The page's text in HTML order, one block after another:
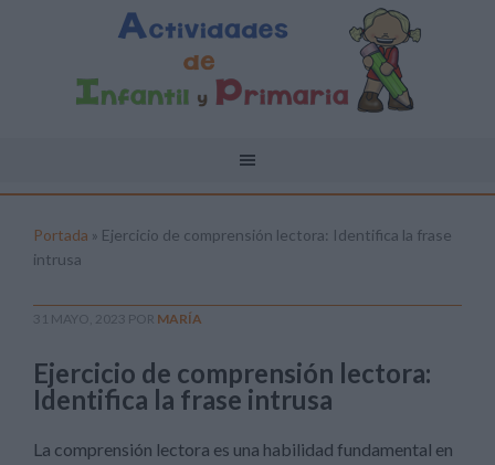
Portada » Ejercicio de comprensión lectora: Identifica la frase
intrusa
31 MAYO, 2023 POR MARÍA
Ejercicio de comprensión lectora:
Identifica la frase intrusa
La comprensión lectora es una habilidad fundamental en